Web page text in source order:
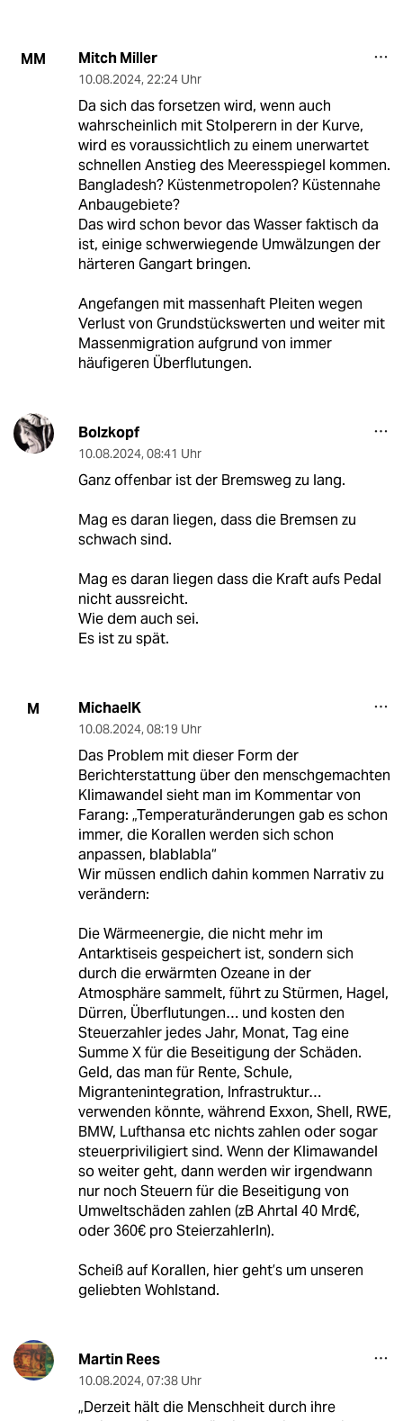
MM Mitch Miller
10.08.2024, 22:24 Uhr
Da sich das forsetzen wird, wenn auch
wahrscheinlich mit Stolperern in der Kurve,
wird es voraussichtlich zu einem unerwartet
schnellen Anstieg des Meeresspiegel kommen.
Bangladesh? Küstenmetropolen? Küstennahe
Anbaugebiete?
Das wird schon bevor das Wasser faktisch da
ist, einige schwerwiegende Umwälzungen der
härteren Gangart bringen.
Angefangen mit massenhaft Pleiten wegen
Verlust von Grundstückswerten und weiter mit
Massenmigration aufgrund von immer
häufigeren Überflutungen.
Bolzkopf
10.08.2024, 08:41 Uhr
Ganz offenbar ist der Bremsweg zu lang.
Mag es daran liegen, dass die Bremsen zu
schwach sind.
Mag es daran liegen dass die Kraft aufs Pedal
nicht aussreicht.
Wie dem auch sei.
Es ist zu spät.
M MichaelK
10.08.2024, 08:19 Uhr
Das Problem mit dieser Form der
Berichterstattung über den menschgemachten
Klimawandel sieht man im Kommentar von
Farang: „Temperaturänderungen gab es schon
immer, die Korallen werden sich schon
anpassen, blablabla“
Wir müssen endlich dahin kommen Narrativ zu
verändern:
Die Wärmeenergie, die nicht mehr im
Antarktiseis gespeichert ist, sondern sich
durch die erwärmten Ozeane in der
Atmosphäre sammelt, führt zu Stürmen, Hagel,
Dürren, Überflutungen… und kosten den
Steuerzahler jedes Jahr, Monat, Tag eine
Summe X für die Beseitigung der Schäden.
Geld, das man für Rente, Schule,
Migrantenintegration, Infrastruktur…
verwenden könnte, während Exxon, Shell, RWE,
BMW, Lufthansa etc nichts zahlen oder sogar
steuerpriviligiert sind. Wenn der Klimawandel
so weiter geht, dann werden wir irgendwann
nur noch Steuern für die Beseitigung von
Umweltschäden zahlen (zB Ahrtal 40 Mrd€,
oder 360€ pro SteierzahlerIn).
Scheiß auf Korallen, hier geht’s um unseren
geliebten Wohlstand.
Martin Rees
10.08.2024, 07:38 Uhr
„Derzeit hält die Menschheit durch ihre